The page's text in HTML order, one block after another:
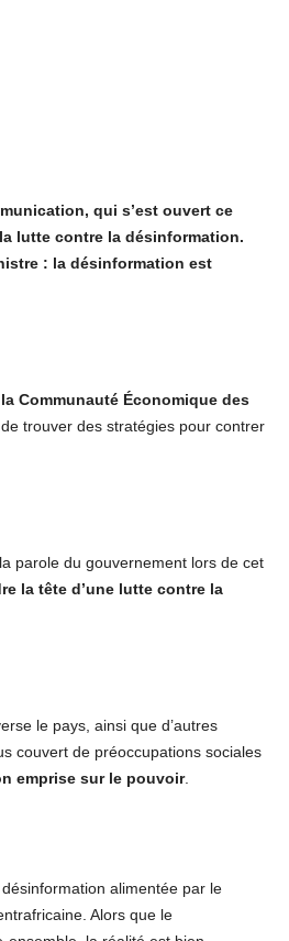
qui s’est ouvert ce
lutte contre la désinformation.
: la désinformation est
Communauté Économique des
trouver des stratégies pour contrer
parole du gouvernement lors de cet
la tête d’une lutte contre la
le pays, ainsi que d’autres
couvert de préoccupations sociales
emprise sur le pouvoir.
alimentée par le
Alors que le